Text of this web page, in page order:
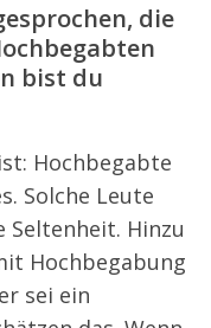
die
bist du
Hochbegabte
Solche Leute
Seltenheit. Hinzu
Hochbegabung
sei ein